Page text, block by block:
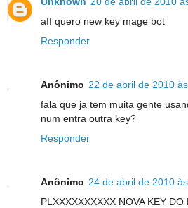
aff quero new key mage bot
Responder
Anônimo 22 de abril de 2010
fala que ja tem muita gente
num entra outra key?
Responder
Anônimo 24 de abril de 2010
PLXXXXXXXXXX NOVA KEY